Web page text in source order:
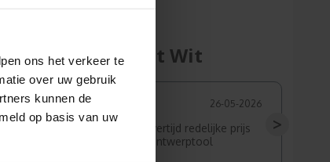
ons het verkeer te
over uw gebruik
kunnen de
op basis van uw
Budget Wit
02-06-2026 26-05-2026
korte levertijd redelijke prijs
handig ontwerptool
>